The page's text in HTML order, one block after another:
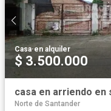
Casa·en alquiler
$ 3.500.000
casa en arriendo en
Norte de Santander